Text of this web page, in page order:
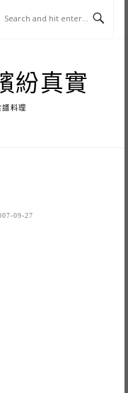
紛真實
譜料理
09-27